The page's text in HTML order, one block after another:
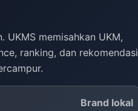
UKMS memisahkan UKM,
ranking, dan rekomendasi
Brand lokal